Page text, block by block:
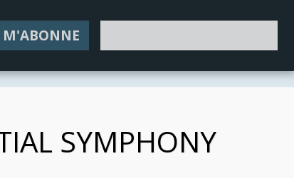
M'ABONNE
SYMPHONY